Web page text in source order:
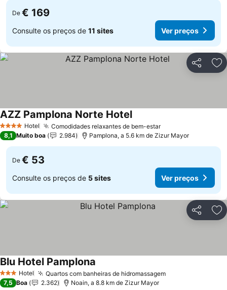
De € 169
Consulte os preços de 11 sites Ver preços
Partilhar
4 EstrelasHotel Comodidades relaxantes de bem-estarVer preços
AZZ Pamplona Norte HotelVer preços
8,1 Muito boa 2.984 Pamplona, a 5.6 km de Zizur Mayor
De € 53
Consulte os preços de 5 sites Ver preços
Partilhar
3 EstrelasHotel Quartos com banheiras de hidromassagemVer preços
Blu Hotel Pamplona
7,5 Boa 2.362 Noain, a 8.8 km de Zizur Mayor